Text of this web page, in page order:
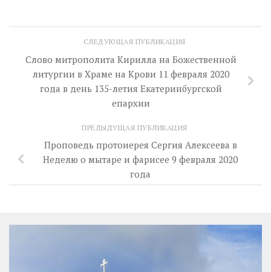
СЛЕДУЮЩАЯ ПУБЛИКАЦИЯ
Слово митрополита Кирилла на Божественной
литургии в Храме на Крови 11 февраля 2020
года в день 135-летия Екатеринбургской
епархии
ПРЕДЫДУЩАЯ ПУБЛИКАЦИЯ
Проповедь протоиерея Сергия Алексеева в
Неделю о мытаре и фарисее 9 февраля 2020
года